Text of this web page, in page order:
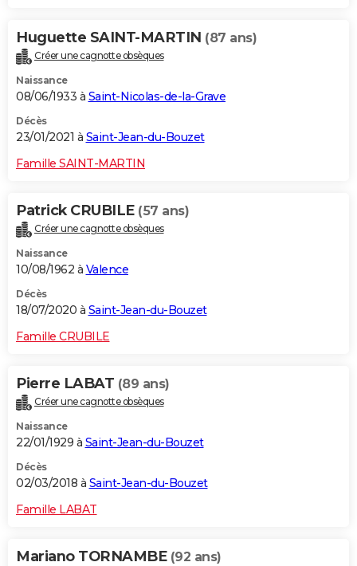
Carte de Noël
Carte Bonne année
Carte Saint-Valentin
Carte Pâques
Carte d'anniversaire
DICTIONNAIRE
PROGRAMME TV
COPAINS D'AVANT
S'inscrire
Se connecter
Lycées
Collèges
Primaires
Universités
Entreprises
Service militaire
Avis de recherche
AVIS DE DÉCÈS
FORUM
Huguette SAINT-MARTIN (87 ans)
Créer une cagnotte obsèques
Naissance
08/06/1933 à Saint-Nicolas-de-la-Grave
Décès
23/01/2021 à Saint-Jean-du-Bouzet
Famille SAINT-MARTIN
Patrick CRUBILE (57 ans)
Créer une cagnotte obsèques
Naissance
10/08/1962 à Valence
Décès
18/07/2020 à Saint-Jean-du-Bouzet
Famille CRUBILE
Pierre LABAT (89 ans)
Créer une cagnotte obsèques
Naissance
22/01/1929 à Saint-Jean-du-Bouzet
Décès
02/03/2018 à Saint-Jean-du-Bouzet
Famille LABAT
Mariano TORNAMBE (92 ans)